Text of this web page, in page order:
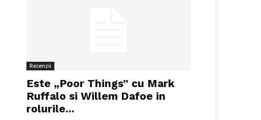
Recenzii
Este „Poor Things” cu Mark
Ruffalo si Willem Dafoe in
rolurile...